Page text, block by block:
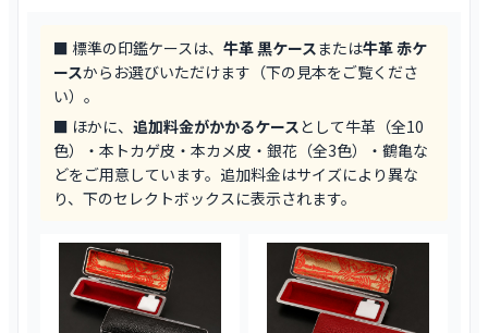
■ 標準の印鑑ケースは、 牛革 黒ケースまたは牛革 赤ケ
ースからお選びいただけます（下の見本をご覧くださ
い）。
■ ほかに、 追加料金がかかるケースとして牛革（全10
色）・本トカゲ皮・本カメ皮・銀花（全3色）・鶴亀な
どをご用意しています。追加料金はサイズにより異な
り、下のセレクトボックスに表示されます。